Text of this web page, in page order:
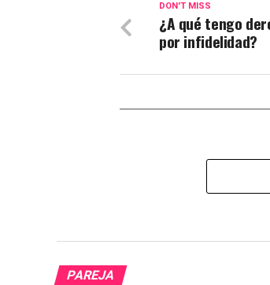
DON'T MISS
¿A qué tengo
por infidelidad?
PAREJA